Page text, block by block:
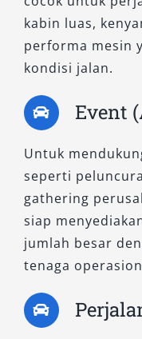
6. Xpander
Menggabungkan
kepraktisan MPV,
sangat cocok
Belitung yang
tinggi dan
tipe ini andalan
wisata alam.
akan
kemampuan
7. Xpander
kabin luas,
performa mesin
kondisi jalan.
Event
Untuk
seperti
gathering
siap
jumlah besar
tenaga